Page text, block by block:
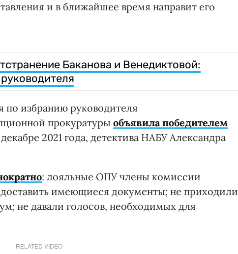
и в ближайшее время направит его
Баканова и Венедиктовой:
избранию руководителя
прокуратуры объявила победителем
2021 года, детектива НАБУ Александра
: лояльные ОПУ члены комиссии
имеющиеся документы; не приходили
не давали голосов, необходимых для
RELATED VIDEO